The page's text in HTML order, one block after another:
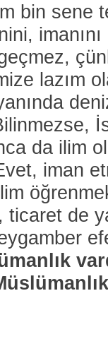
bin sene
lazım
da ilim
iman
de